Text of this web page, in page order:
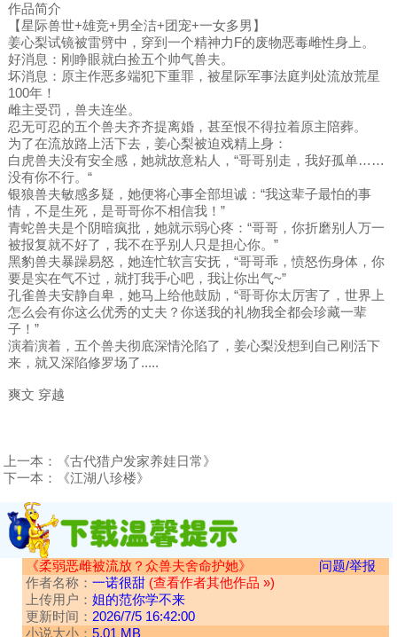
作品简介
【星际兽世+雄竞+男全洁+团宠+一女多男】
姜心梨试镜被雷劈中，穿到一个精神力F的废物恶毒雌性身上。
好消息：刚睁眼就白捡五个帅气兽夫。
坏消息：原主作恶多端犯下重罪，被星际军事法庭判处流放荒星
100年！
雌主受罚，兽夫连坐。
忍无可忍的五个兽夫齐齐提离婚，甚至恨不得拉着原主陪葬。
为了在流放路上活下去，姜心梨被迫戏精上身：
白虎兽夫没有安全感，她就故意粘人，“哥哥别走，我好孤单……
没有你不行。“
银狼兽夫敏感多疑，她便将心事全部坦诚：“我这辈子最怕的事
情，不是生死，是哥哥你不相信我！”
青蛇兽夫是个阴暗疯批，她就示弱心疼：“哥哥，你折磨别人万一
被报复就不好了，我不在乎别人只是担心你。”
黑豹兽夫暴躁易怒，她连忙软言安抚，“哥哥乖，愤怒伤身体，你
要是实在气不过，就打我手心吧，我让你出气~”
孔雀兽夫安静自卑，她马上给他鼓励，“哥哥你太厉害了，世界上
怎么会有你这么优秀的丈夫？你送我的礼物我全都会珍藏一辈
子！”
演着演着，五个兽夫彻底深情沦陷了，姜心梨没想到自己刚活下
来，就又深陷修罗场了.....
爽文 穿越
上一本：
《古代猎户发家养娃日常》
下一本：
《江湖八珍楼》
《柔弱恶雌被流放？众兽夫舍命护她》
问题/举报
作者名称： 一诺很甜 (查看作者其他作品 »)
上传用户： 姐的范你学不来
更新时间： 2026/7/5 16:42:00
小说大小： 5.01 MB